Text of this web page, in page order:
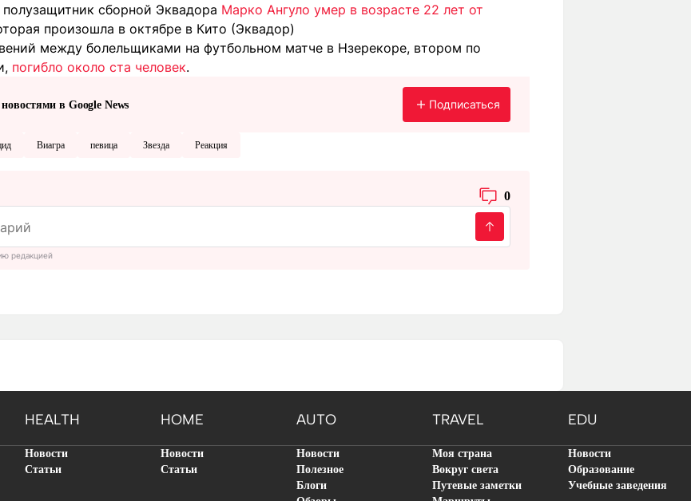
сборной Эквадора Марко Ангуло умер в возрасте 22 лет от
произошла в октябре в Кито (Эквадор)
между болельщиками на футбольном матче в Нзерекоре, втором по
погибло около ста человек.
в Google News Подписаться
Виагра певица Звезда Реакция
0
редакцией
HEALTH HOME AUTO TRAVEL EDU
Новости
Статьи
Новости
Статьи
Новости
Полезное
Блоги
Моя страна
Вокруг света
Путевые заметки
Новости
Образование
Учебные заведения